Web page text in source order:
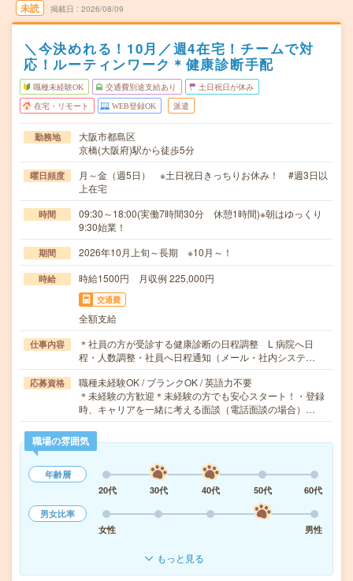
未読 掲載日 2026/08/09
＼今決めれる！10月／週4在宅！チームで対
応！ルーティンワーク＊健康診断手配
職種未経験OK 交通費別途支給あり 土日祝日が休み
在宅・リモート WEB登録OK 派遣
勤務地
大阪市都島区
京橋(大阪府)駅から徒歩5分
曜日頻度
月～金（週5日） ※土日祝日きっちりお休み！ #週3日以
上在宅
時間
09:30～18:00(実働7時間30分 休憩1時間)※朝はゆっくり
9:30始業！
期間 2026年10月上旬～長期 ※10月～！
時給 時給1500円 月収例 225,000円
交通費
全額支給
仕事内容
＊社員の方が受診する健康診断の日程調整 L 病院へ日
程・人数調整・社員へ日程通知（メール・社内システ…
応募資格
職種未経験OK / ブランクOK / 英語力不要
＊未経験の方歓迎＊未経験の方でも安心スタート！・登録
時、キャリアを一緒に考える面談（電話面談の場合）…
職場の雰囲気
年齢層
20代
30代 40代 50代
60代
男女比率
女性
男性
もっと見る